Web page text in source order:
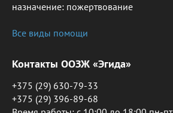
назначение: пожертвование
Все виды помощи
Контакты ООЗЖ «Эгида»
+375 (29) 630-79-33
+375 (29) 396-89-68